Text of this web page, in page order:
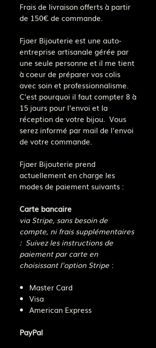
Frais de livraison offerts à partir
de 150€ de commande.
Fjaer Bijouterie est une auto-
entreprise artisanale gérée par
une seule personne et il me tient
à coeur de préparer vos colis
avec soin et professionnalisme.
C'est pourquoi il faut compter 8 à
15 jours pour l'envoi et la
réception de votre bijou. Vous
serez informé par mail de l'envoi
de votre commande.
Fjaer Bijouterie prend
actuellement en charge les
modes de paiement suivants :
Carte bancaire
via Stripe, sans besoin de
compte, ni frais supplémentaires
: Suivez les instructions de
paiement par carte en
choisissant l'option Stripe :
Master Card
Visa
American Express
PayPal